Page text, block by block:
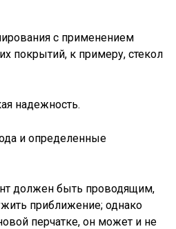
с применением
покрытий, к примеру, стекол
надежность.
и определенные
должен быть проводящим,
приближение; однако
перчатке, он может и не